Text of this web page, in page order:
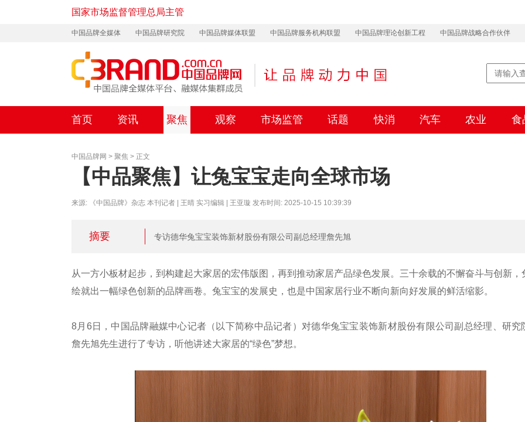
国家市场监督管理总局主管
中国品牌全媒体 中国品牌研究院 中国品牌媒体联盟 中国品牌服务机构联盟 中国品牌理论创新工程 中国品牌战略合作伙伴
首页 资讯 聚焦 观察 市场监管 话题 快消 汽车 农业 食
中国品牌网 > 聚焦 > 正文
【中品聚焦】让兔宝宝走向全球市场
来源: 《中国品牌》杂志 本刊记者 | 王晴 实习编辑 | 王亚璇 发布时间: 2025-10-15 10:39:39
摘要 专访德华兔宝宝装饰新材股份有限公司副总经理詹先旭
从一方小板材起步，到构建起大家居的宏伟版图，再到推动家居产品绿色发展。三十余载的不懈奋斗与创新，
绘就出一幅绿色创新的品牌画卷。兔宝宝的发展史，也是中国家居行业不断向新向好发展的鲜活缩影。
8月6日，中国品牌融媒中心记者（以下简称中品记者）对德华兔宝宝装饰新材股份有限公司副总经理、研究
詹先旭先生进行了专访，听他讲述大家居的“绿色”梦想。